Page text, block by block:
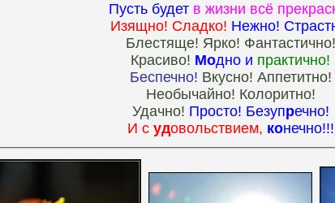
Пусть будет в жизни всё
Изящно! Сладко! Нежно!
Блестяще! Ярко! Фантастично!
Красиво! Модно и практично!
Беспечно! Вкусно! Аппетитно!
Необычайно! Колоритно!
Удачно! Просто! Безупречно!
И с удовольствием, конечно!!!